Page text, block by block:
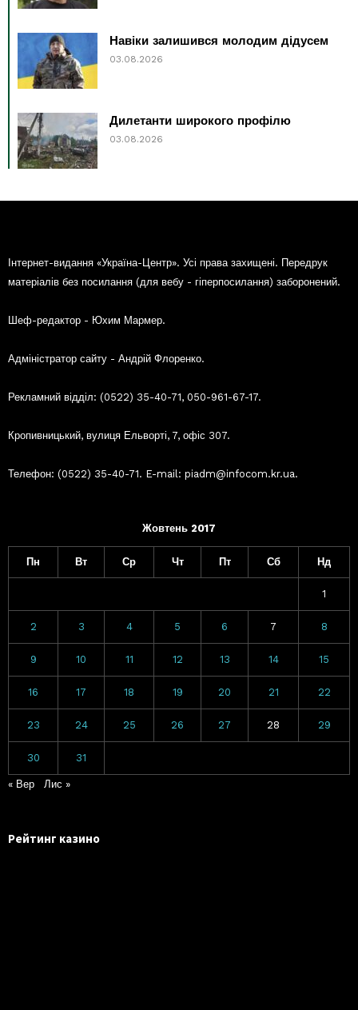
Навіки залишився молодим дідусем
03.08.2026
Дилетанти широкого профілю
03.08.2026
Інтернет-видання «Україна-Центр». Усі права захищені. Передрук
матеріалів без посилання (для вебу - гіперпосилання) заборонений.
Шеф-редактор - Юхим Мармер.
Адміністратор сайту - Андрій Флоренко.
Рекламний відділ: (0522) 35-40-71, 050-961-67-17.
Кропивницький, вулиця Ельворті, 7, офіс 307.
Телефон: (0522) 35-40-71. E-mail: piadm@infocom.kr.ua.
Жовтень 2017
Пн Вт Ср Чт Пт Сб Нд
1
2 3 4 5 6 7 8
9 10 11 12 13 14 15
16 17 18 19 20 21 22
23 24 25 26 27 28 29
30 31
« Вер Лис »
Рейтинг казино